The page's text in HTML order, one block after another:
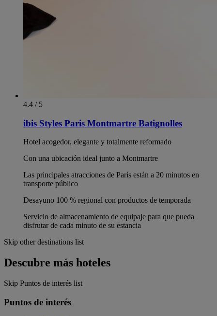
4.4 / 5
ibis Styles Paris Montmartre Batignolles
Hotel acogedor, elegante y totalmente reformado
Con una ubicación ideal junto a Montmartre
Las principales atracciones de París están a 20 minutos en
transporte público
Desayuno 100 % regional con productos de temporada
Servicio de almacenamiento de equipaje para que pueda
disfrutar de cada minuto de su estancia
Skip other destinations list
Descubre más hoteles
Skip Puntos de interés list
Puntos de interés